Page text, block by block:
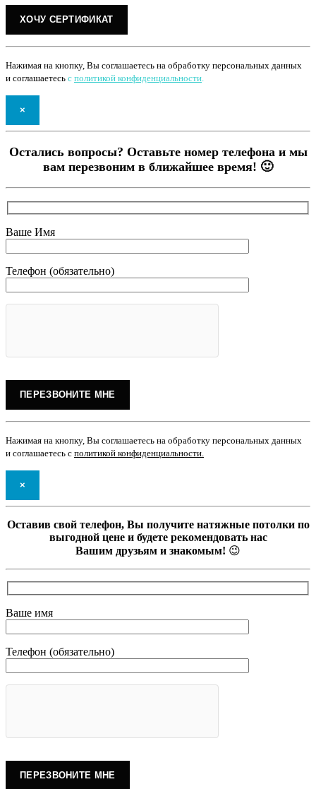
Нажимая на кнопку, Вы соглашаетесь на обработку персональных данных
и соглашаетесь с политикой конфиденциальности
×
Остались вопросы? Оставьте номер телефона и мы
вам перезвоним в ближайшее время! 🙂
Ваше Имя
Телефон (обязательно)
Нажимая на кнопку, Вы соглашаетесь на обработку персональных данных
и соглашаетесь с политикой конфиденциальности.
×
Оставив свой телефон, Вы получите натяжные потолки по
выгодной цене и будете рекомендовать нас
Вашим друзьям и знакомым! 😉
Ваше имя
Телефон (обязательно)